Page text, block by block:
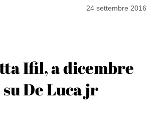
24 settembre 2016
Ifil, a dicembre
De Luca jr